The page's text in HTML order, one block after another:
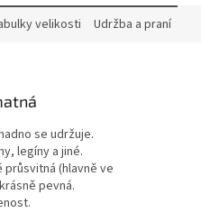
velikosti Udržba a praní
se udržuje.
legíny a jiné.
průsvitná (hlavně ve
pevná.